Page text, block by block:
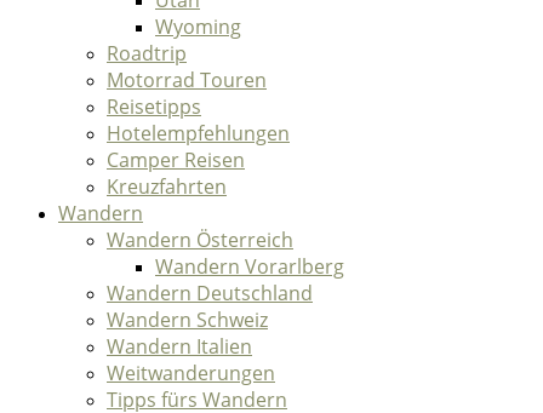
Wyoming
Roadtrip
Motorrad Touren
Reisetipps
Hotelempfehlungen
Camper Reisen
Kreuzfahrten
Wandern
Wandern Österreich
Wandern Vorarlberg
Wandern Deutschland
Wandern Schweiz
Wandern Italien
Weitwanderungen
Tipps fürs Wandern